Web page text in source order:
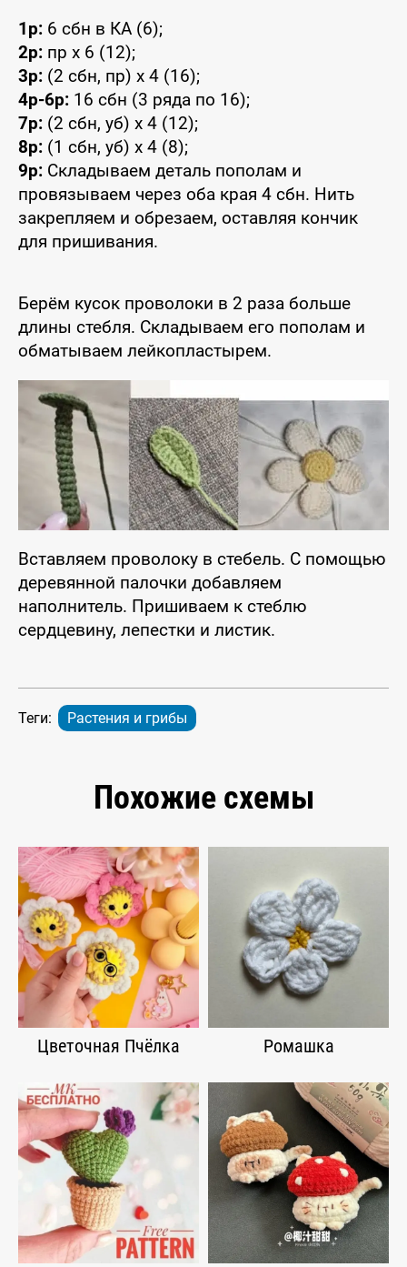
1р: 6 сбн в КА (6);
2р: пр x 6 (12);
3р: (2 сбн, пр) x 4 (16);
4р-6р: 16 сбн (3 ряда по 16);
7р: (2 сбн, уб) x 4 (12);
8р: (1 сбн, уб) x 4 (8);
9р: Складываем деталь пополам и
провязываем через оба края 4 сбн. Нить
закрепляем и обрезаем, оставляя кончик
для пришивания.
Берём кусок проволоки в 2 раза больше
длины стебля. Складываем его пополам и
обматываем лейкопластырем.
Вставляем проволоку в стебель. С помощью
деревянной палочки добавляем
наполнитель. Пришиваем к стеблю
сердцевину, лепестки и листик.
Теги: Растения и грибы
Похожие схемы
Цветочная Пчёлка Ромашка